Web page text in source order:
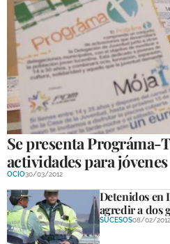
Se presenta Prográma-
actividades para jóvenes
OCIO30/03/2012
Detenidos en
agredir a dos
SUCESOS08/02/2012